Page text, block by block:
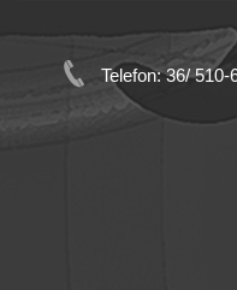
Telefon: 36/ 510-